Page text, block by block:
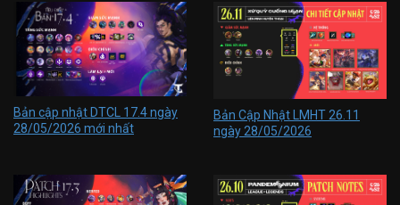
Bản cập nhật DTCL 17.4 ngày
28/05/2026 mới nhất
Bản Cập Nhật LMHT 26.11
ngày 28/05/2026